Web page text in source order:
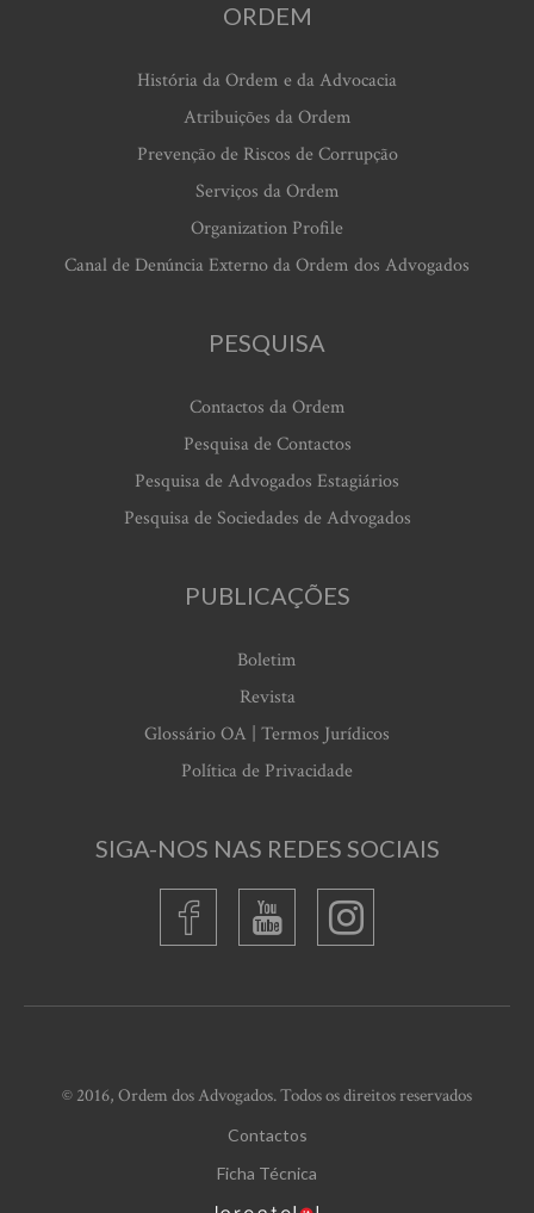
ORDEM
História da Ordem e da Advocacia
Atribuições da Ordem
Prevenção de Riscos de Corrupção
Serviços da Ordem
Organization Profile
Canal de Denúncia Externo da Ordem dos Advogados
PESQUISA
Contactos da Ordem
Pesquisa de Contactos
Pesquisa de Advogados Estagiários
Pesquisa de Sociedades de Advogados
PUBLICAÇÕES
Boletim
Revista
Glossário OA | Termos Jurídicos
Política de Privacidade
SIGA-NOS NAS REDES SOCIAIS
© 2016, Ordem dos Advogados. Todos os direitos reservados
Contactos
Ficha Técnica